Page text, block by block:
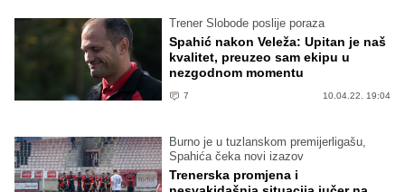
Trener Slobode poslije poraza
Spahić nakon Veleža: Upitan je naš
kvalitet, preuzeo sam ekipu u
nezgodnom momentu
7 10.04.22. 19:04
Burno je u tuzlanskom premijerligašu,
Spahića čeka novi izazov
Trenerska promjena i